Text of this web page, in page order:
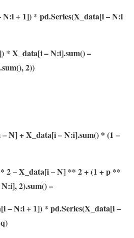
+ 1]) * pd.Series(X_data[i – N:i
* X_data[i – N:i].sum() –
2))
N] + X_data[i – N:i].sum() * (1 –
2 – X_data[i – N] ** 2 + (1 + p **
2).sum() –
– N:i + 1]) * pd.Series(X_data[i –